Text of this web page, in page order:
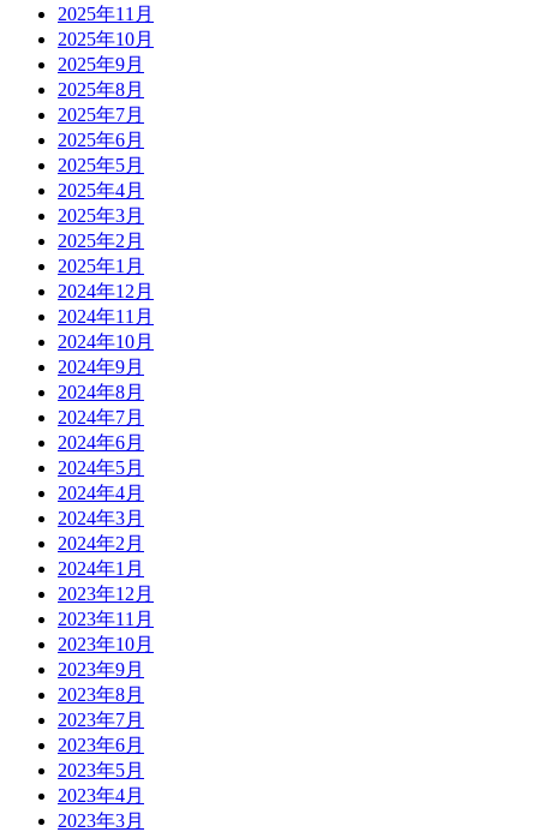
2025年11月
2025年10月
2025年9月
2025年8月
2025年7月
2025年6月
2025年5月
2025年4月
2025年3月
2025年2月
2025年1月
2024年12月
2024年11月
2024年10月
2024年9月
2024年8月
2024年7月
2024年6月
2024年5月
2024年4月
2024年3月
2024年2月
2024年1月
2023年12月
2023年11月
2023年10月
2023年9月
2023年8月
2023年7月
2023年6月
2023年5月
2023年4月
2023年3月